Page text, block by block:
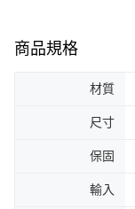
商品規格
材質
尺寸
保固
輸入